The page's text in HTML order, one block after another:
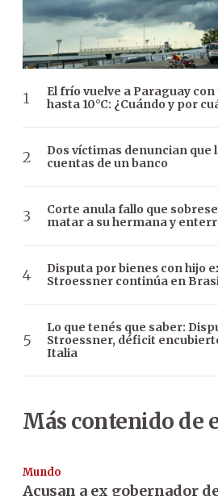
El frío vuelve a Paraguay
hasta 10°C: ¿Cuándo y por
Dos víctimas denuncian que
cuentas de un banco
Corte anula fallo que
matar a su hermana y
Disputa por bienes con hijo
Stroessner continúa en
Lo que tenés que saber:
Stroessner, déficit
Italia
Más contenido de
Mundo
Acusan a ex gobernador